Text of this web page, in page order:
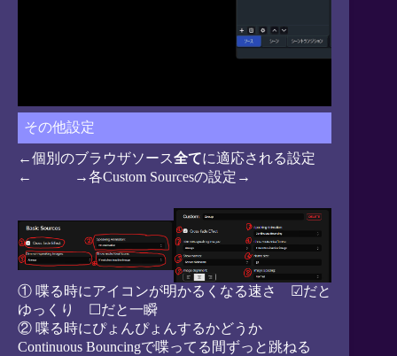
その他設定
←個別のブラウザソース全てに適応される設定
← →各Custom Sourcesの設定→
① 喋る時にアイコンが明かるくなる速さ ☑だと
ゆっくり ☐だと一瞬
② 喋る時にぴょんぴょんするかどうか
Continuous Bouncingで喋ってる間ずっと跳ねる